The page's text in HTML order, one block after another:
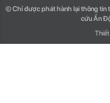
© Chỉ được phát hành lại thông tin
cứu Ấn